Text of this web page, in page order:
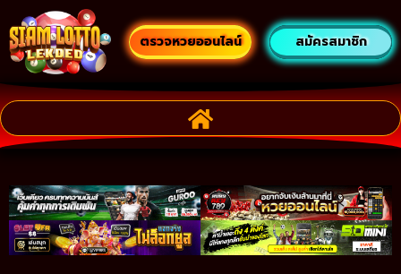
ตรวจหวยออนไลน์ สมัครสมาชิก